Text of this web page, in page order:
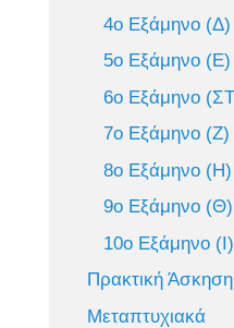
4ο Εξάμηνο (Δ)
5ο Εξάμηνο (Ε)
6ο Εξάμηνο
7ο Εξάμηνο (Ζ)
8ο Εξάμηνο (Η)
9ο Εξάμηνο (Θ)
10ο Εξάμηνο (Ι)
Πρακτική Άσκηση
Μεταπτυχιακά